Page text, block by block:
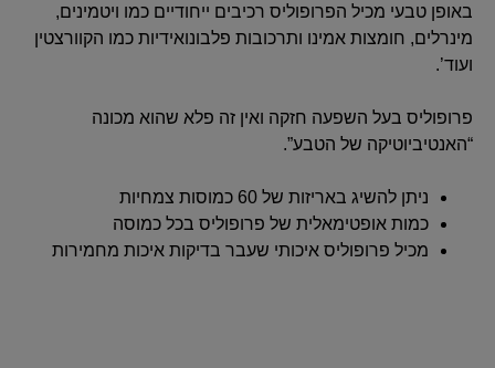
באופן טבעי מכיל הפרופוליס רכיבים ייחודיים כמו ויטמינים,
מינרלים, חומצות אמינו ותרכובות פלבונואידיות כמו הקוורצטין
ועוד’.
פרופוליס בעל השפעה חזקה ואין זה פלא שהוא מכונה
“האנטיביוטיקה של הטבע”.
ניתן להשיג באריזות של 60 כמוסות צמחיות
כמות אופטימאלית של פרופוליס בכל כמוסה
מכיל פרופוליס איכותי שעבר בדיקות איכות מחמירות